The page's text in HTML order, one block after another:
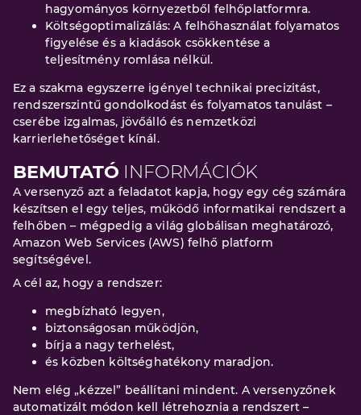
hagyományos környezetből felhőplatformra.
Költségoptimalizálás: A felhőhasználat folyamatos
figyelése és a kiadások csökkentése a
teljesítmény romlása nélkül.
Ez a szakma egyszerre igényel technikai precizitást,
rendszerszintű gondolkodást és folyamatos tanulást –
cserébe izgalmas, jövőálló és nemzetközi
karrierlehetőséget kínál.
BEMUTATÓ INFORMÁCIÓK
A versenyző azt a feladatot kapja, hogy egy cég számára
készítsen el egy teljes, működő informatikai rendszert a
felhőben – mégpedig a világ globálisan meghatározó,
Amazon Web Services (AWS) felhő platform
segítségével.
A cél az, hogy a rendszer:
megbízható legyen,
biztonságosan működjön,
bírja a nagy terhelést,
és közben költséghatékony maradjon.
Nem elég „kézzel” beállítani mindent. A versenyzőnek
automatizált módon kell létrehoznia a rendszert –